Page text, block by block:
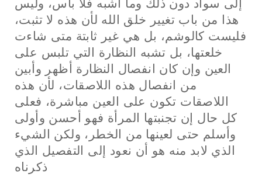
هذا من باب تغيير خلق الله لأن هذه لا تثبت،
فليست كالوشم، بل هي غير ثابتة متى شاءت
خلعتها، بل تشبه النظارة التي تلبس على
العين وإن كان انفصال النظارة أظهر وأبين
من انفصال هذه اللاصقات، لأن هذه
اللاصقات تكون على العين مباشرة، فعلى
كل حال إن تجنبتها المرأة فهو أحسن وأولى
وأسلم حتى لعينها من الخطر، ولكن الشيء
الذي لابد منه هو أن نعود إلى التفصيل الذي
ذكرناه